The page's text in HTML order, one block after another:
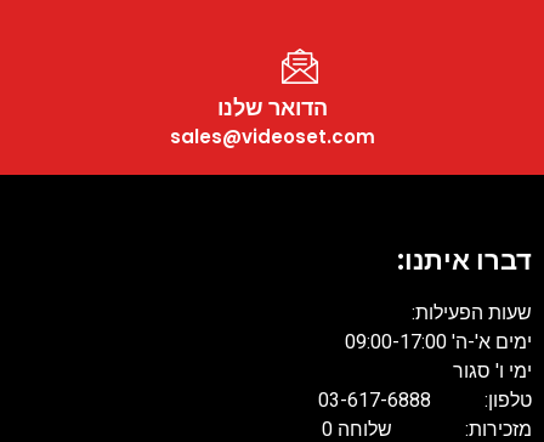
הדואר שלנו
sales@videoset.com
דברו איתנו:
שעות הפעילות:
ימים א'-ה' 09:00-17:00
ימי ו' סגור
טלפון: 03-617-6888
מזכירות: שלוחה 0